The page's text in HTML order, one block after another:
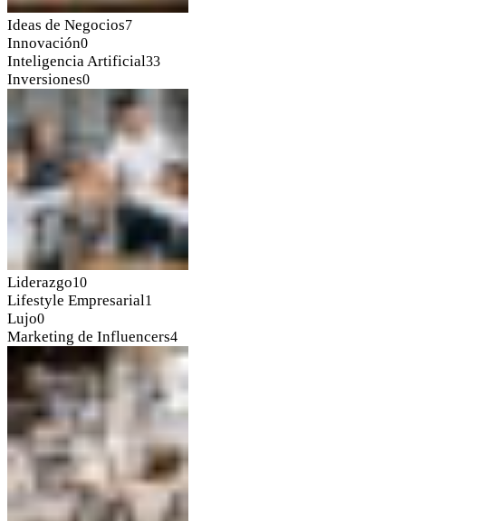
Ideas de Negocios7
Innovación0
Inteligencia Artificial33
Inversiones0
Liderazgo10
Lifestyle Empresarial1
Lujo0
Marketing de Influencers4